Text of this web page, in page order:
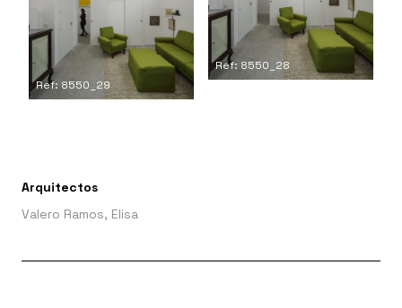
Ref: 8550_28
Ref: 8550_29
Arquitectos
Valero Ramos, Elisa